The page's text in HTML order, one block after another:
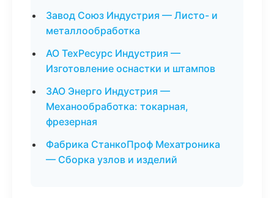
Завод Союз Индустрия — Листо- и
металлообработка
АО ТехРесурс Индустрия —
Изготовление оснастки и штампов
ЗАО Энерго Индустрия —
Механообработка: токарная,
фрезерная
Фабрика СтанкоПроф Мехатроника
— Сборка узлов и изделий